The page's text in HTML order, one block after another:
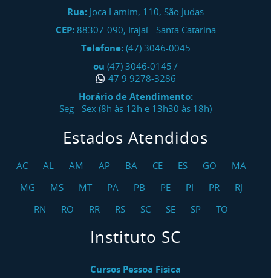
Rua: Joca Lamim, 110, São Judas
CEP: 88307-090, Itajaí- Santa Catarina
Telefone: (47) 3046-0045
ou (47) 3046-0145 /
47 9 9278-3286
Horário de Atendimento:
Seg - Sex (8h às 12h e 13h30 às 18h)
Estados Atendidos
AC AL AM AP BA CE ES GO
MA
MG
MS MT PA PB PE PI PR
RJ
RN
RO RR RS SC SE SP TO
Instituto SC
Cursos Pessoa Física